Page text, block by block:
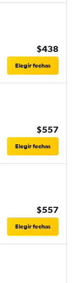
$438
Elegir fechas
$557
Elegir fechas
$557
Elegir fechas